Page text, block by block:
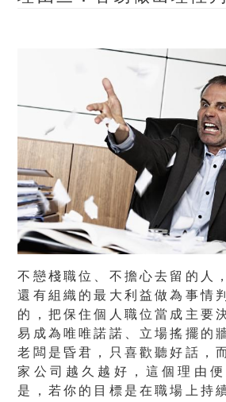
不戀棧職位、不擔心去留的人
還有組織的最大利益做為事情
的，把保住個人職位當成主要
易成為唯唯諾諾、立場搖擺的
老闆是昏君，只喜歡聽好話，
家公司越久越好，這個理由
是，若你的目標是在職場上持